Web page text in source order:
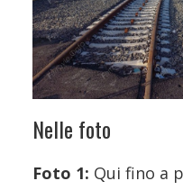
Nelle foto
Foto 1: Qui fino a